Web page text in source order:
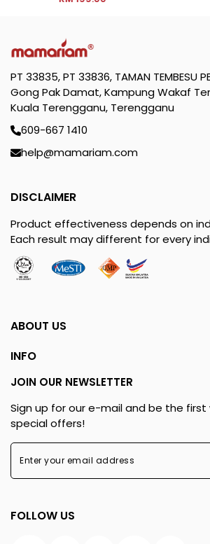
PT 33835, PT 33836, TAMAN TEMBESU
Gong Pak Damat, Kampung Wakaf
Kuala Terengganu, Terengganu
609-667 1410
help@mamariam.com
DISCLAIMER
Product effectiveness depends on
Each result may different for every
ABOUT US
INFO
JOIN OUR NEWSLETTER
Sign up for our e-mail and be the first
special offers!
FOLLOW US